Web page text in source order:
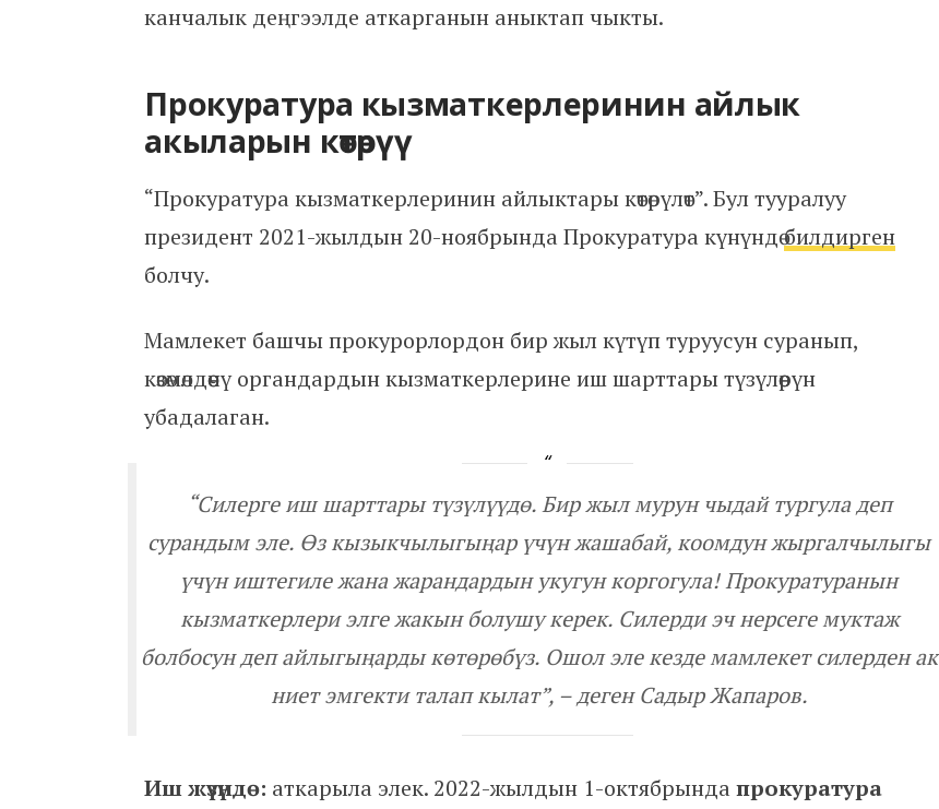
канчалык деңгээлде аткарганын аныктап чыкты.
Прокуратура кызматкерлеринин айлык
акыларын көтөрүү
“Прокуратура кызматкерлеринин айлыктары көтөрүлөт”. Бул тууралуу
президент 2021-жылдын 20-ноябрында Прокуратура күнүндөбилдирген
болчу.
Мамлекет башчы прокурорлордон бир жыл күтүп туруусун суранып,
көзөмөлдөөчү органдардын кызматкерлерине иш шарттары түзүлөөрүн
убадалаган.
“Силерге иш шарттары түзүлүүдө. Бир жыл мурун чыдай тургула деп
сурандым эле. Өз кызыкчылыгыңар үчүн жашабай, коомдун жыргалчылыгы
үчүн иштегиле жана жарандардын укугун коргогула! Прокуратуранын
кызматкерлери элге жакын болушу керек. Силерди эч нерсеге муктаж
болбосун деп айлыгыңарды көтөрөбүз. Ошол эле кезде мамлекет силерден ак
ниет эмгекти талап кылат”, – деген Садыр Жапаров.
Иш жүзүндө: аткарыла элек. 2022-жылдын 1-октябрындапрокуратура